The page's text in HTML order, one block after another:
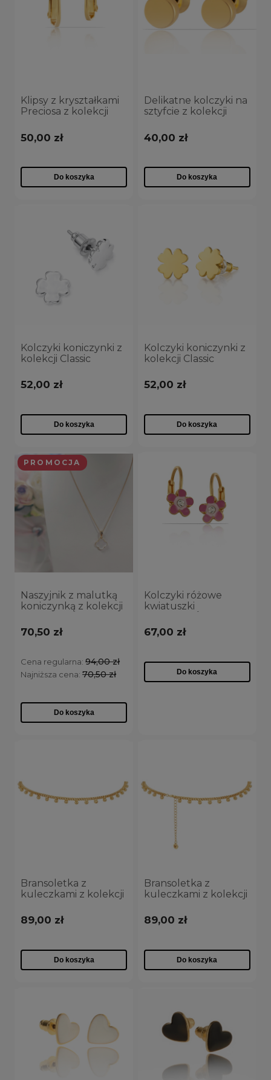
Klipsy z kryształkami
Preciosa z kolekcji
50,00 zł
Do koszyka
Delikatne kolczyki na
sztyfcie z kolekcji
40,00 zł
Do koszyka
Kolczyki koniczynki z
kolekcji Classic
52,00 zł
Do koszyka
Kolczyki koniczynki z
kolekcji Classic
52,00 zł
Do koszyka
Naszyjnik z malutką
koniczynką z kolekcji
(C22/LAT/93/1AU)
70,50 zł
Cena regularna:94,00 zł
Najniższa cena:70,50 zł
Do koszyka
PROMOCJA
Kolczyki różowe
kwiatuszki
67,00 zł
Do koszyka
Bransoletka z
kuleczkami z kolekcji
(B23/LAT/54AU)
89,00 zł
Do koszyka
Bransoletka z
kuleczkami z kolekcji
(B23/LAT/54/NAU)
89,00 zł
Do koszyka